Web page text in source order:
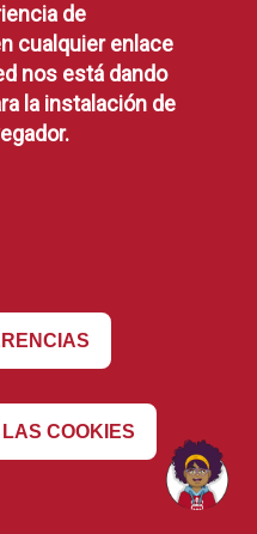
(1985).Acum un plan
de urbanism.
Turism în provincia
revizuirea Planului
Madrid
Castiliei pe vremea
prin timp .
de
cualquier enlace
nos está dando
la instalación de
COOKIES